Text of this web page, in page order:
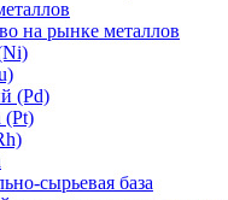
на рынке металлов
(Pd)
(Pt)
сырьевая база